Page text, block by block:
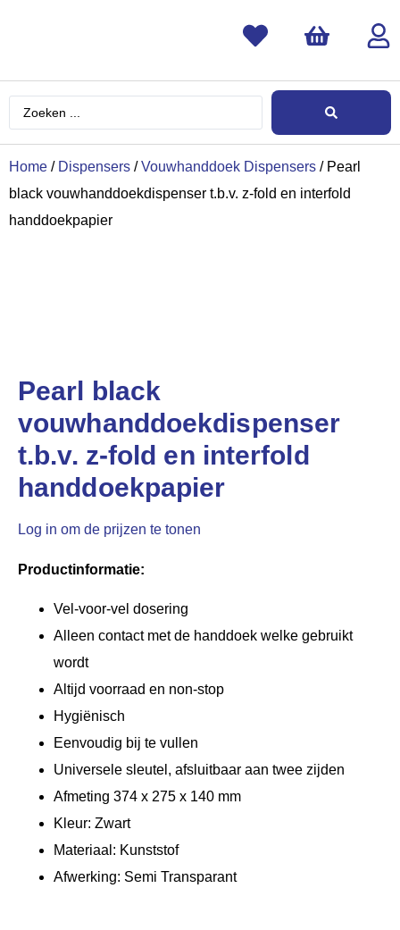
Home / Dispensers /Vouwhanddoek Dispensers / Pearl
black vouwhanddoekdispenser t.b.v. z-fold en interfold
handdoekpapier
Pearl black
vouwhanddoekdispenser
t.b.v. z-fold en interfold
handdoekpapier
Log in om de prijzen te tonen
Productinformatie:
Vel-voor-vel dosering
Alleen contact met de handdoek welke gebruikt
wordt
Altijd voorraad en non-stop
Hygiënisch
Eenvoudig bij te vullen
Universele sleutel, afsluitbaar aan twee zijden
Afmeting 374 x 275 x 140 mm
Kleur: Zwart
Materiaal: Kunststof
Afwerking: Semi Transparant